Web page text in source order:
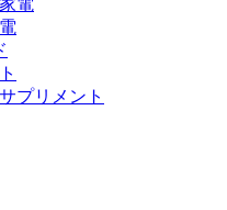
電
プリメント